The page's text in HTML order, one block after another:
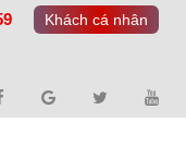
Khách cá nhân